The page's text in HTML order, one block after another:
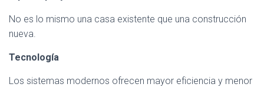
No es lo mismo una casa existente que una construcción
nueva.
Tecnología
Los sistemas modernos ofrecen mayor eficiencia y menor